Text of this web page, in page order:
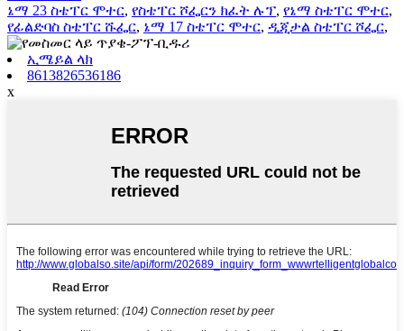
ኔማ 23 ስቴፐር ሞተር, የስቴፐር ሾፌርን ክፈት ሉፕ, የኔማ ስቴፐር ሞተር,
የፊልድባስ ስቴፐር ሹፌር, ኔማ 17 ስቴፐር ሞተር, ዲጂታል ስቴፐር ሾፌር,
ኢሜይል ላክ
8613826536186
x